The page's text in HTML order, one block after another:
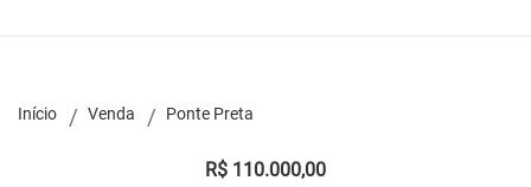
Início Venda Ponte Preta
R$ 110.000,00